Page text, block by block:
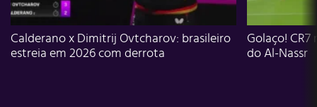
Calderano x Dimitrij Ovtcharov: brasileiro
estreia em 2026 com derrota
Golaço!
do Al-Nassr